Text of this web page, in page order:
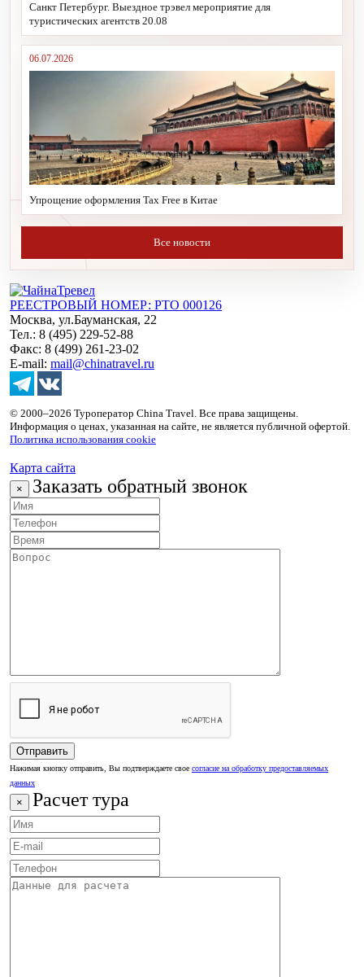
Санкт Петербург. Выездное трэвел мероприятие для
туристических агентств 20.08
06.07.2026
Упрощение оформления Tax Free в Китае
Все новости
РЕЕСТРОВЫЙ НОМЕР: РТО 000126
Москва, ул.Бауманская, 22
Тел.: 8 (495) 229-52-88
Факс: 8 (499) 261-23-02
E-mail: mail@chinatravel.ru
© 2000–2026 Туроператор China Travel. Все права защищены.
Информация о ценах, указанная на сайте, не является публичной офертой.
Политика использования cookie
Карта сайта
× Заказать обратный звонок
Нажимая кнопку отправить, Вы подтверждаете свое согласие на обработку предоставляемых
данных
× Расчет тура